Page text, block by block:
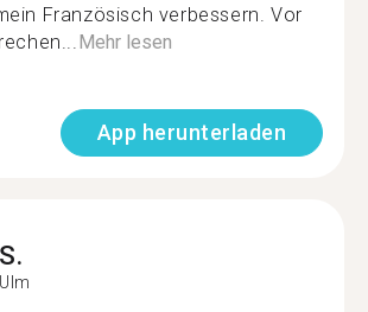
Französisch verbessern. Vor
Mehr lesen
App herunterladen
S.
Ulm